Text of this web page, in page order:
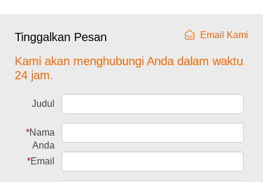
Tinggalkan Pesan Email Kami
Kami akan menghubungi Anda dalam waktu
24 jam.
Judul
*Nama
Anda
*Email